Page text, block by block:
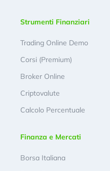
Strumenti Finanziari
Trading Online Demo
Corsi (Premium)
Broker Online
Criptovalute
Calcolo Percentuale
Finanza e Mercati
Borsa Italiana